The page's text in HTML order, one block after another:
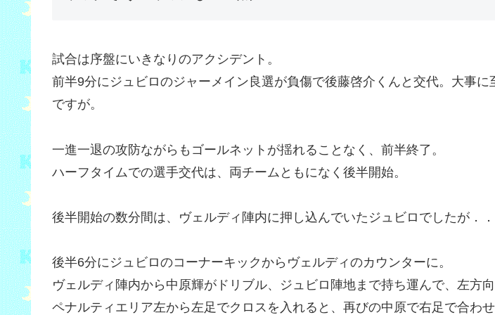
試合は序盤にいきなりのアクシデント。
前半9分にジュビロのジャーメイン良選が負傷で後藤啓介くんと交代。大事に
ですが。
一進一退の攻防ながらもゴールネットが揺れることなく、前半終了。
ハーフタイムでの選手交代は、両チームともになく後半開始。
後半開始の数分間は、ヴェルディ陣内に押し込んでいたジュビロでしたが．．
後半6分にジュビロのコーナーキックからヴェルディのカウンターに。
ヴェルディ陣内から中原輝がドリブル、ジュビロ陣地まで持ち運んで、左方
ペナルティエリア左から左足でクロスを入れると、再びの中原で右足で合わ